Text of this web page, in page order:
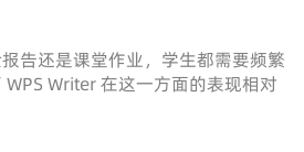
告还是课堂作业，学生都需要频繁
Writer 在这一方面的表现相对